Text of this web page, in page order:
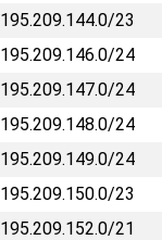
195.209.144.0/23
195.209.146.0/24
195.209.147.0/24
195.209.148.0/24
195.209.149.0/24
195.209.150.0/23
195.209.152.0/21